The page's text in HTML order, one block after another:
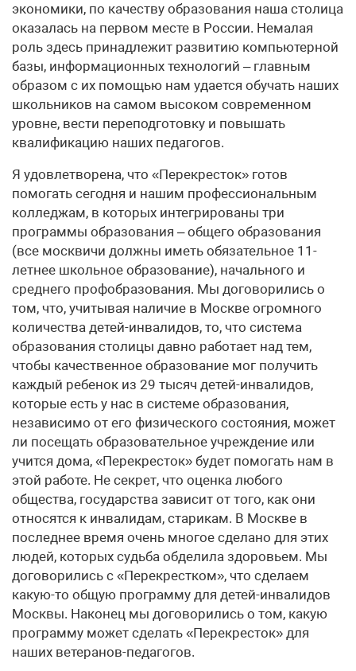
экономики, по качеству образования наша столица
оказалась на первом месте в России. Немалая
роль здесь принадлежит развитию компьютерной
базы, информационных технологий – главным
образом с их помощью нам удается обучать наших
школьников на самом высоком современном
уровне, вести переподготовку и повышать
квалификацию наших педагогов.
Я удовлетворена, что «Перекресток» готов
помогать сегодня и нашим профессиональным
колледжам, в которых интегрированы три
программы образования – общего образования
(все москвичи должны иметь обязательное 11-
летнее школьное образование), начального и
среднего профобразования. Мы договорились о
том, что, учитывая наличие в Москве огромного
количества детей-инвалидов, то, что система
образования столицы давно работает над тем,
чтобы качественное образование мог получить
каждый ребенок из 29 тысяч детей-инвалидов,
которые есть у нас в системе образования,
независимо от его физического состояния, может
ли посещать образовательное учреждение или
учится дома, «Перекресток» будет помогать нам в
этой работе. Не секрет, что оценка любого
общества, государства зависит от того, как они
относятся к инвалидам, старикам. В Москве в
последнее время очень многое сделано для этих
людей, которых судьба обделила здоровьем. Мы
договорились с «Перекрестком», что сделаем
какую-то общую программу для детей-инвалидов
Москвы. Наконец мы договорились о том, какую
программу может сделать «Перекресток» для
наших ветеранов-педагогов.